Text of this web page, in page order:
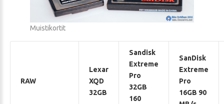
Muistikortit
RAW
Lexar
XQD
32GB
Sandisk
Extreme
Pro
32GB
160
SanDisk
Extreme
Pro
16GB 90